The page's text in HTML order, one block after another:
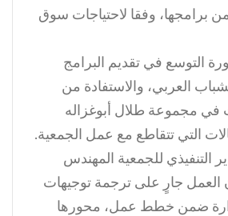
برامجها، وفقا لاحتياجات سوق
التوسع في تقديم البرامج
العربي، والاستفادة من
في مجموعة طلال أبوغزاله
التي تتقاطع مع عمل الجمعية.
التنفيذي للجمعية المهندس
العمل جارٍ على ترجمة توجيهات
ضمن خطط عمل، محورها